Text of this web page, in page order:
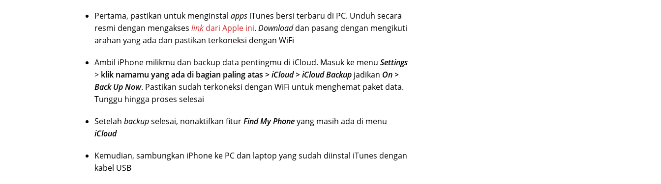
Pertama, pastikan untuk menginstal apps iTunes bersi terbaru di PC. Unduh secara
resmi dengan mengakses link dari Apple ini. Downloaddan pasang dengan mengikuti
arahan yang ada dan pastikan terkoneksi dengan WiFi
Ambil iPhone milikmu dan backup data pentingmu di iCloud. Masuk ke menu Settings
> klik namamu yang ada di bagian paling atas >iCloud > iCloud Backup jadikan On >
Back Up Now. Pastikan sudah terkoneksi dengan WiFi untuk menghemat paket data.
Tunggu hingga proses selesai
Setelah backupselesai, nonaktifkan fiturFind My Phoneyang masih ada di menu
iCloud
Kemudian, sambungkan iPhone ke PC dan laptop yang sudah diinstal iTunes dengan
kabel USB